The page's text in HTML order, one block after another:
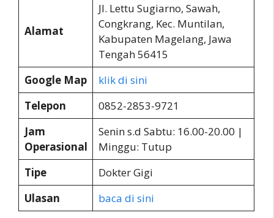
Alamat
Jl. Lettu Sugiarno, Sawah,
Congkrang, Kec. Muntilan,
Kabupaten Magelang, Jawa
Tengah 56415
Google Map
klik di sini
Telepon
0852-2853-9721
Jam
Operasional
Senin s.d Sabtu: 16.00-20.00 |
Minggu: Tutup
Tipe
Dokter Gigi
Ulasan
baca di sini